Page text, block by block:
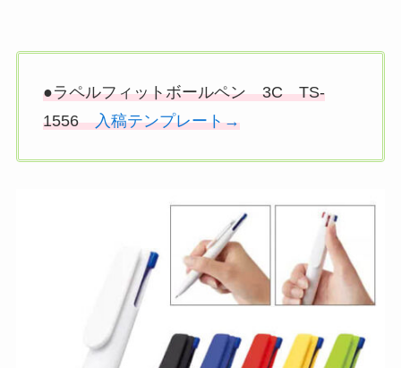
●ラペルフィットボールペン 3C TS-
1556入稿テンプレート→